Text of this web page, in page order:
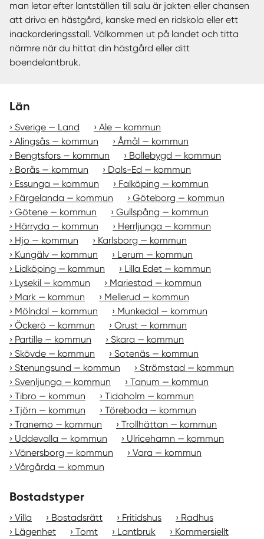
man letar efter lantställen till salu är jakten eller chansen
att driva en hästgård, kanske med en ridskola eller ett
inackorderingsstall. Välkommen ut på landet och titta
närmre när du hittat din hästgård eller ditt
boendelantbruk.
Län
Sverige — Land
Ale — kommun
Alingsås — kommun
Åmål — kommun
Bengtsfors — kommun
Bollebygd — kommun
Borås — kommun
Dals-Ed — kommun
Essunga — kommun
Falköping — kommun
Färgelanda — kommun
Göteborg — kommun
Götene — kommun
Gullspång — kommun
Härryda — kommun
Herrljunga — kommun
Hjo — kommun
Karlsborg — kommun
Kungälv — kommun
Lerum — kommun
Lidköping — kommun
Lilla Edet — kommun
Lysekil — kommun
Mariestad — kommun
Mark — kommun
Mellerud — kommun
Mölndal — kommun
Munkedal — kommun
Öckerö — kommun
Orust — kommun
Partille — kommun
Skara — kommun
Skövde — kommun
Sotenäs — kommun
Stenungsund — kommun
Strömstad — kommun
Svenljunga — kommun
Tanum — kommun
Tibro — kommun
Tidaholm — kommun
Tjörn — kommun
Töreboda — kommun
Tranemo — kommun
Trollhättan — kommun
Uddevalla — kommun
Ulricehamn — kommun
Vänersborg — kommun
Vara — kommun
Vårgårda — kommun
Bostadstyper
Villa Bostadsrätt Fritidshus
Radhus
Lägenhet
Tomt Lantbruk
Kommersiellt